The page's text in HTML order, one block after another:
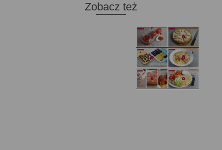
Zobacz też
Domowy ketchup (bez
cukru)
Tarta francuska z
cebulą i pomidorem
Domowe żelki
Zupa kurkowa z
selerem i pietruszką